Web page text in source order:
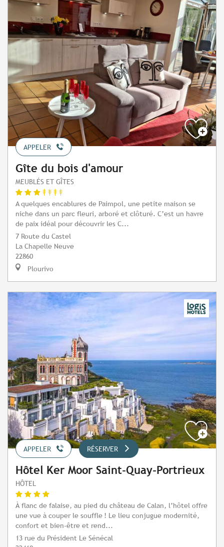
APPELER
Gîte du bois d'amour
MEUBLÉS ET GÎTES
A quelques encablures de Paimpol, une petite maison se
niche dans un parc fleuri, arboré et clôturé. C’est un havre
de paix idéal pour découvrir les C...
7 Route du Castel
La Chapelle Neuve
22860
Plourivo
APPELER RÉSERVER
Hôtel Ker Moor Saint-Quay-Portrieux
HÔTEL
À flanc de falaise, au pied du château de Calan, l’hôtel offre
une vue à couper le souffle ! Le lieu conjugue modernité,
confort et bien-être et rend...
13 rue du Président Le Sénécal